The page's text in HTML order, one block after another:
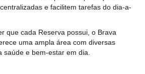
e facilitem tarefas do dia-a-
que cada Reserva possui, o Brava
uma ampla área com diversas
e bem-estar em dia.